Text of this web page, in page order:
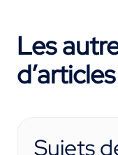
Les
d’articles
Sujets